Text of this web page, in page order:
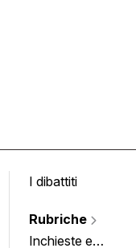
I dibattiti
Rubriche
Inchieste e